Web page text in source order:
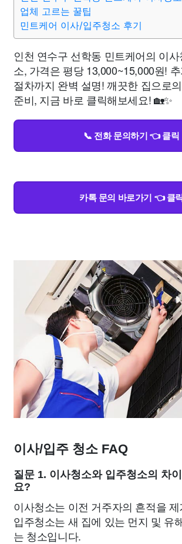
업체 고르는 꿀팁
민트케어 이사/입주청소 후기
인천 연수구 선학동 민트케어의 이
소, 가격은 평당 13,000~15,000원!
절차까지 완벽 설명! 깨끗한 집으로
준비, 지금 바로 클릭해보세요! 🏡✨
📞 전화 문의하기 👈 클릭
카톡 문의 바로가기 👈 클
이사/입주 청소 FAQ
질문 1. 이사청소와 입주청소의 차
요?
이사청소는 이전 거주자의 흔적을
입주청소는 새 집에 있는 먼지 및 유
는 청소입니다.